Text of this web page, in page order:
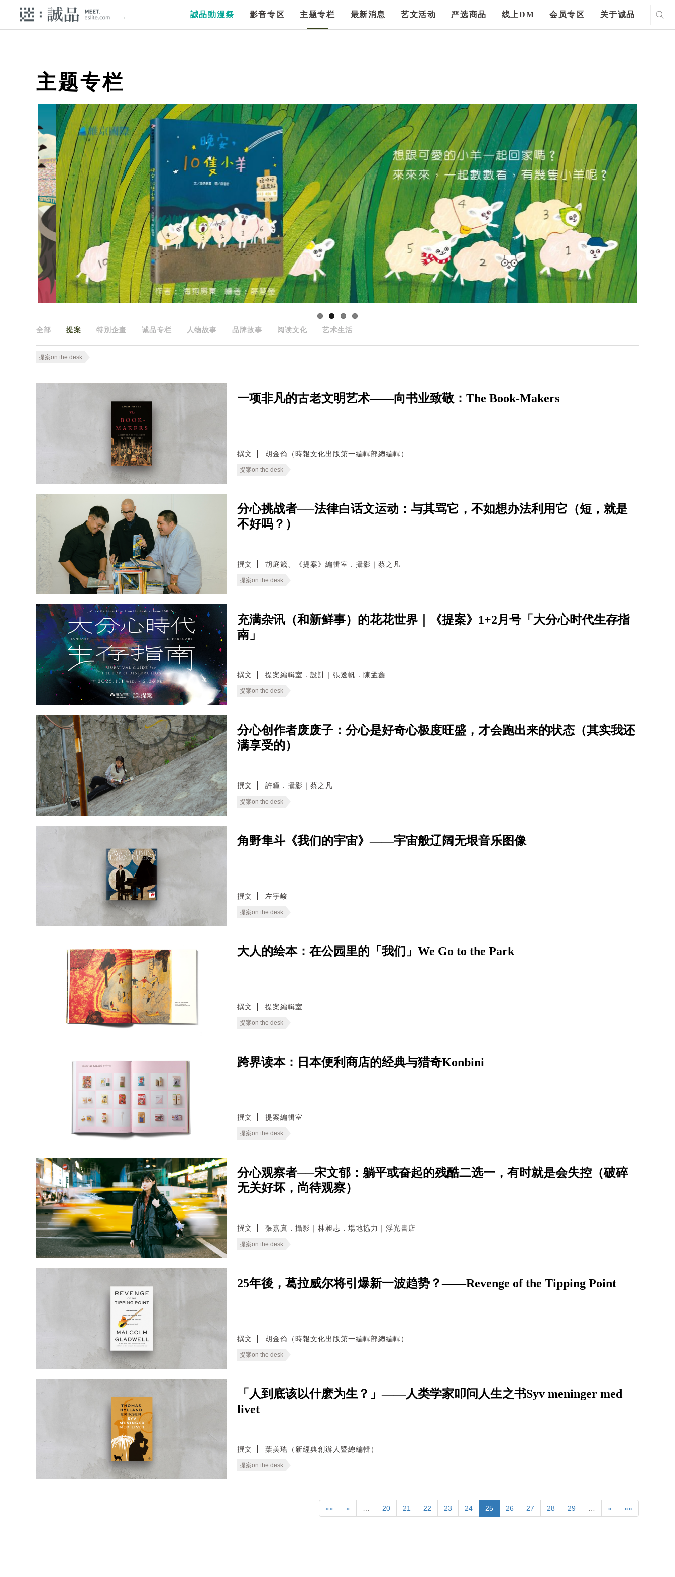
誠品動漫祭 影音专区 主题专栏 最新消息 艺文活动 严选商品 线上DM 会员专区 关于诚品
主题专栏
全部 提案 特別企畫 诚品专栏 人物故事 品牌故事 阅读文化 艺术生活
提案on the desk
一项非凡的古老文明艺术——向书业致敬：The Book-Makers
撰文 胡金倫（時報文化出版第一編輯部總編輯）
提案on the desk
分心挑战者──法律白话文运动：与其骂它，不如想办法利用它（短，就是
不好吗？）
撰文 胡庭箴、《提案》編輯室．攝影｜蔡之凡
提案on the desk
充满杂讯（和新鲜事）的花花世界｜《提案》1+2月号「大分心时代生存指
南」
撰文 提案編輯室．設計｜張逸帆．陳孟鑫
提案on the desk
分心创作者废废子：分心是好奇心极度旺盛，才会跑出来的状态（其实我还
满享受的）
撰文 許瞳．攝影｜蔡之凡
提案on the desk
角野隼斗《我们的宇宙》——宇宙般辽阔无垠音乐图像
撰文 左宇峻
提案on the desk
大人的绘本：在公园里的「我们」We Go to the Park
撰文 提案編輯室
提案on the desk
跨界读本：日本便利商店的经典与猎奇Konbini
撰文 提案編輯室
提案on the desk
分心观察者──宋文郁：躺平或奋起的残酷二选一，有时就是会失控（破碎
无关好坏，尚待观察）
撰文 張嘉真．攝影｜林昶志．場地協力｜浮光書店
提案on the desk
25年後，葛拉威尔将引爆新一波趋势？——Revenge of the Tipping Point
撰文 胡金倫（時報文化出版第一編輯部總編輯）
提案on the desk
「人到底该以什麽为生？」——人类学家叩问人生之书Syv meninger med
livet
撰文 葉美瑤（新經典創辦人暨總編輯）
提案on the desk
«« « … 20 21 22 23 24 25 26 27 28 29 … » »»